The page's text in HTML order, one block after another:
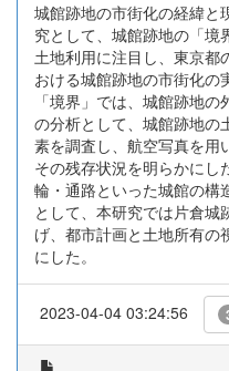
城館跡地の市街化の経緯と
究として、城館跡地の「境
土地利用に注目し、東京都
おける城館跡地の市街化の
「境界」では、城館跡地
の分析として、城館跡地の
素を調査し、航空写真を用
その残存状況を明らかにし
輪・通路といった城館の構
として、本研究では片倉
げ、都市計画と土地所有の
にした。
2023-04-04 03:24:56